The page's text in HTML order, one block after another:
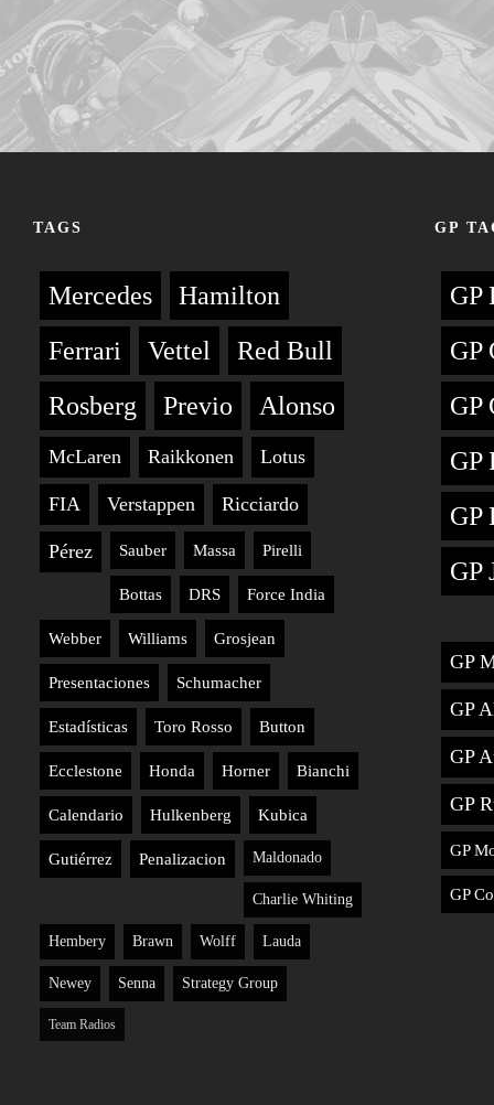
TAGS
Mercedes
Hamilton
Ferrari
Vettel
Red Bull
Rosberg
Previo Alonso
McLaren Raikkonen Lotus
FIA Verstappen Ricciardo
Pérez Sauber Massa Pirelli
Bottas DRS Force India
Webber Williams Grosjean
Presentaciones Schumacher
Estadísticas Toro Rosso Button
Ecclestone Honda Horner Bianchi
Calendario Hulkenberg Kubica
Gutiérrez Penalizacion Maldonado
Charlie Whiting
Hembery Brawn Wolff Lauda
Newey Senna Strategy Group
Team Radios
GP
GP
GP
GP
GP
GP
GP
GP
GP
GP
GP
GP
GP